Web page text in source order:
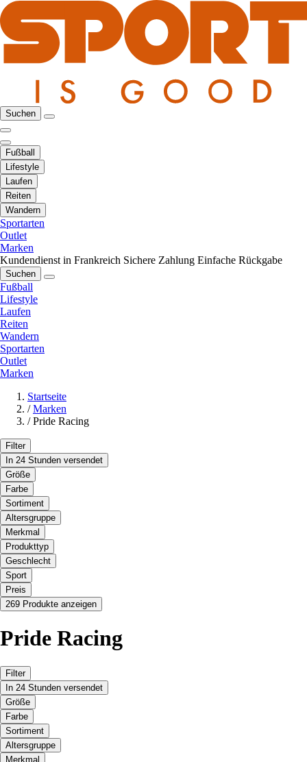
Suchen
Fußball
Lifestyle
Laufen
Reiten
Wandern
Sportarten
Outlet
Marken
Kundendienst in Frankreich Sichere Zahlung Einfache Rückgabe
Suchen
Fußball
Lifestyle
Laufen
Reiten
Wandern
Sportarten
Outlet
Marken
Startseite
/ Marken
/ Pride Racing
Filter
In 24 Stunden versendet
Größe
Farbe
Sortiment
Altersgruppe
Merkmal
Produkttyp
Geschlecht
Sport
Preis
269 Produkte anzeigen
Pride Racing
Filter
In 24 Stunden versendet
Größe
Farbe
Sortiment
Altersgruppe
Merkmal